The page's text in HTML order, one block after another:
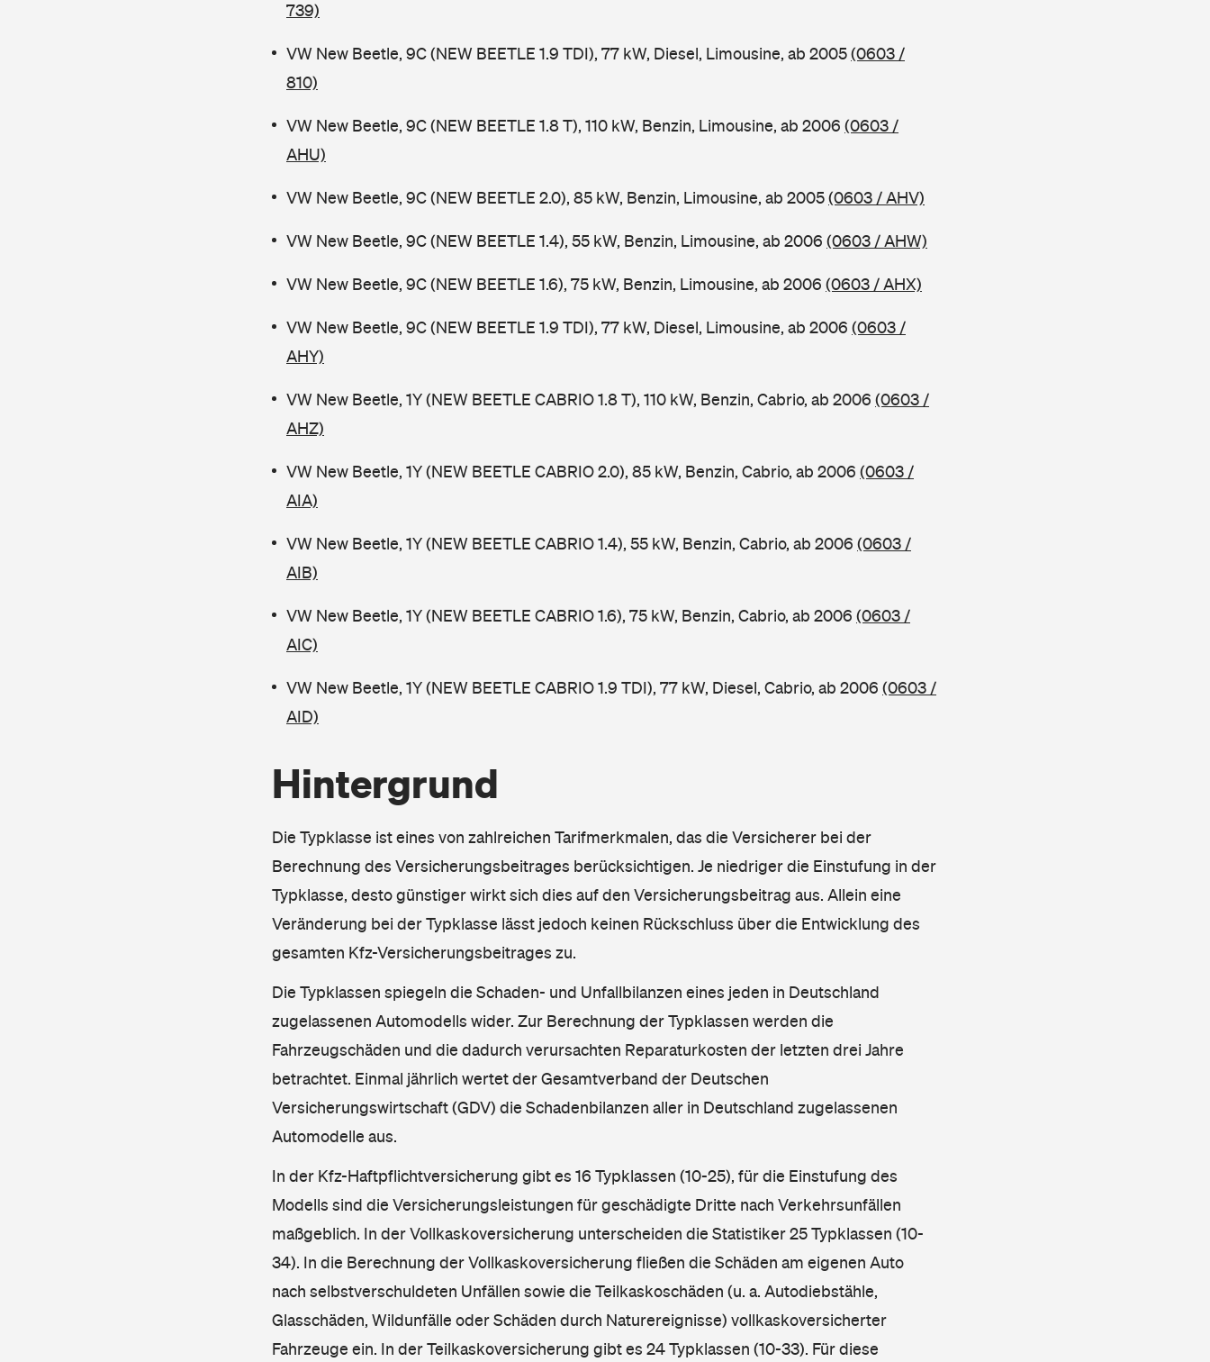
739)
VW New Beetle, 9C (NEW BEETLE 1.9 TDI), 77 kW, Diesel, Limousine, ab 2005(0603 /
810)
VW New Beetle, 9C (NEW BEETLE 1.8 T), 110 kW, Benzin, Limousine, ab 2006 (0603 /
AHU)
VW New Beetle, 9C (NEW BEETLE 2.0), 85 kW, Benzin, Limousine, ab 2005(0603 / AHV)
VW New Beetle, 9C (NEW BEETLE 1.4), 55 kW, Benzin, Limousine, ab 2006 (0603 / AHW)
VW New Beetle, 9C (NEW BEETLE 1.6), 75 kW, Benzin, Limousine, ab 2006 (0603 / AHX)
VW New Beetle, 9C (NEW BEETLE 1.9 TDI), 77 kW, Diesel, Limousine, ab 2006 (0603 /
AHY)
VW New Beetle, 1Y (NEW BEETLE CABRIO 1.8 T), 110 kW, Benzin, Cabrio, ab 2006 (0603 /
AHZ)
VW New Beetle, 1Y (NEW BEETLE CABRIO 2.0), 85 kW, Benzin, Cabrio, ab 2006 (0603 /
AIA)
VW New Beetle, 1Y (NEW BEETLE CABRIO 1.4), 55 kW, Benzin, Cabrio, ab 2006 (0603 /
AIB)
VW New Beetle, 1Y (NEW BEETLE CABRIO 1.6), 75 kW, Benzin, Cabrio, ab 2006 (0603 /
AIC)
VW New Beetle, 1Y (NEW BEETLE CABRIO 1.9 TDI), 77 kW, Diesel, Cabrio, ab 2006 (0603 /
AID)
Hintergrund
Die Typklasse ist eines von zahlreichen Tarifmerkmalen, das die Versicherer bei der
Berechnung des Versicherungsbeitrages berücksichtigen. Je niedriger die Einstufung in der
Typklasse, desto günstiger wirkt sich dies auf den Versicherungsbeitrag aus. Allein eine
Veränderung bei der Typklasse lässt jedoch keinen Rückschluss über die Entwicklung des
gesamten Kfz-Versicherungsbeitrages zu.
Die Typklassen spiegeln die Schaden- und Unfallbilanzen eines jeden in Deutschland
zugelassenen Automodells wider. Zur Berechnung der Typklassen werden die
Fahrzeugschäden und die dadurch verursachten Reparaturkosten der letzten drei Jahre
betrachtet. Einmal jährlich wertet der Gesamtverband der Deutschen
Versicherungswirtschaft (GDV) die Schadenbilanzen aller in Deutschland zugelassenen
Automodelle aus.
In der Kfz-Haftpflichtversicherung gibt es 16 Typklassen (10-25), für die Einstufung des
Modells sind die Versicherungsleistungen für geschädigte Dritte nach Verkehrsunfällen
maßgeblich. In der Vollkaskoversicherung unterscheiden die Statistiker 25 Typklassen (10-
34). In die Berechnung der Vollkaskoversicherung fließen die Schäden am eigenen Auto
nach selbstverschuldeten Unfällen sowie die Teilkaskoschäden (u. a. Autodiebstähle,
Glasschäden, Wildunfälle oder Schäden durch Naturereignisse) vollkaskoversicherter
Fahrzeuge ein. In der Teilkaskoversicherung gibt es 24 Typklassen (10-33). Für diese